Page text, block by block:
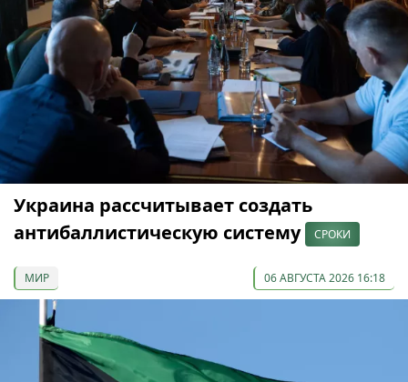
Украина рассчитывает создать
антибаллистическую систему
СРОКИ
МИР 06 АВГУСТА 2026 16:18